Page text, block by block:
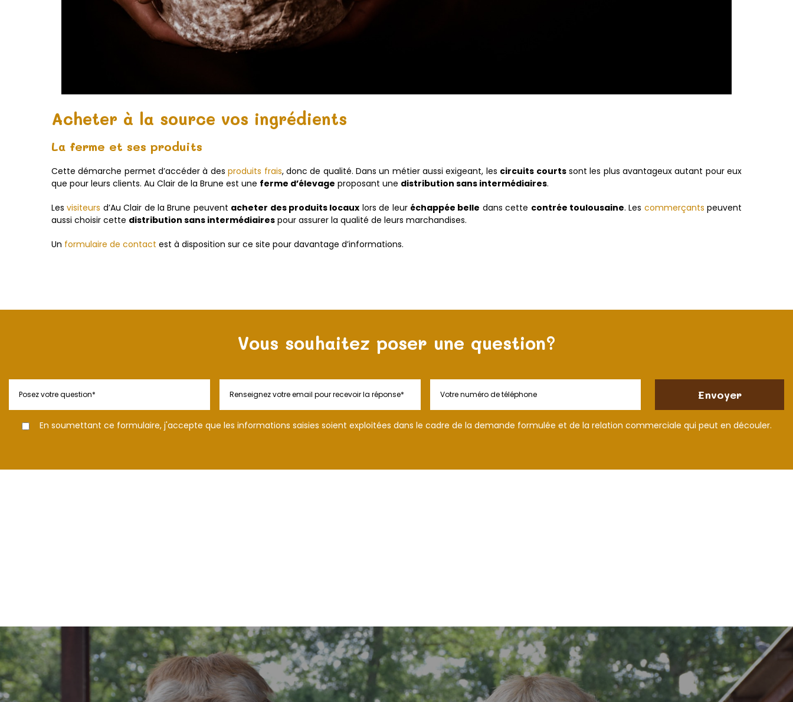
Acheter à la source vos ingrédients
La ferme et ses produits
Cette démarche permet d’accéder à desproduits frais, donc de qualité. Dans un métier aussi exigeant, les circuits courtssont les plus avantageux autant pour eux
que pour leurs clients. Au Clair de la Brune est une ferme d’élevage proposant une distribution sans intermédiaires.
Lesvisiteurs d’Au Clair de la Brune peuvent acheter des produits locaux lors de leur échappée belle dans cette contrée toulousaine. Les commerçants peuvent
aussi choisir cette distribution sans intermédiaires pour assurer la qualité de leurs marchandises.
Un formulaire de contact est à disposition sur ce site pour davantage d’informations.
Vous souhaitez poser une question?
En soumettant ce formulaire, j'accepte que les informations saisies soient exploitées dans le cadre de la demande formulée et de la relation commerciale qui peut en découler.